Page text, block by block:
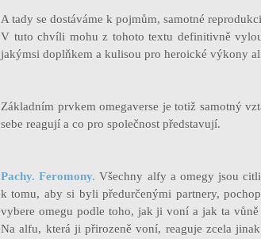
A tady se dostáváme k pojmům, samotné
V tuto chvíli mohu z tohoto textu definitivně
jakýmsi doplňkem a kulisou pro heroické výkony
Základním prvkem omegaverse je totiž samotný
sebe reagují a co pro společnost představují.
Pachy. Feromony. Všechny alfy a omegy jsou
k tomu, aby si byli předurčenými partnery,
vybere omegu podle toho, jak ji voní a jak ta
Na alfu, která ji přirozeně voní, reaguje zcela